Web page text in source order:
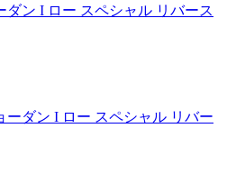
ダン I ロー スペシャル リバース